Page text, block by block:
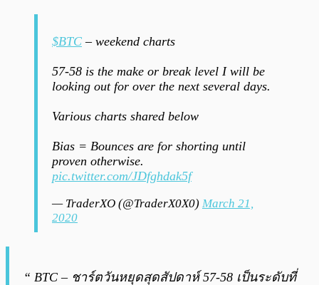
$BTC – weekend charts
57-58 is the make or break level I will be
looking out for over the next several days.
Various charts shared below
Bias = Bounces are for shorting until
proven otherwise.
pic.twitter.com/JDfghdak5f
— TraderXO (@TraderX0X0) March 21,
2020
“ BTC – ชาร์ตวันหยุดสุดสัปดาห์ 57-58 เป็นระดับที่